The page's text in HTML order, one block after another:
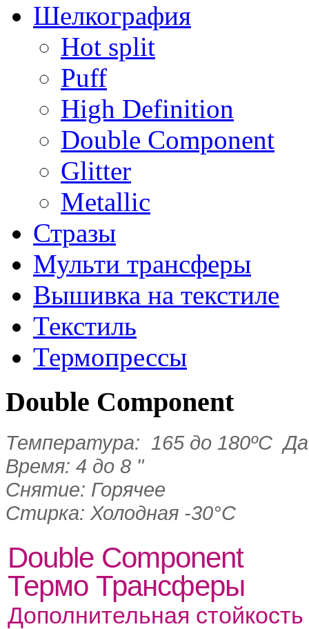
Шелкография
Hot split
Puff
High Definition
Double Component
Glitter
Metallic
Стразы
Мульти трансферы
Вышивка на текстиле
Текстиль
Термопрессы
Double Component
Температура: 165 до 180ºC
Время: 4 до 8 "
Снятие: Горячее
Стирка: Холодная -30°C
Double Component
Термо Трансферы
Дополнительная стойкость